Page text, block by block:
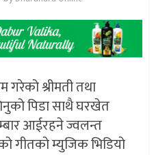
श्रीमती तथा
पिडा साथै घरखेत
आईरहने ज्वलन्त
गीतको म्युजिक भिडियो